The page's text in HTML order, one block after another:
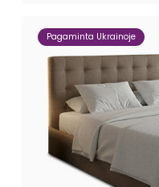
Pagaminta Ukrainoje